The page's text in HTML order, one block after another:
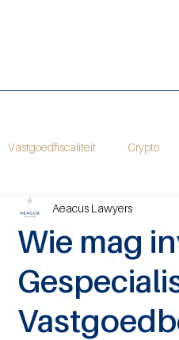
Vastgoedfiscaliteit Crypto
Wie mag
Aeacus Lawyers